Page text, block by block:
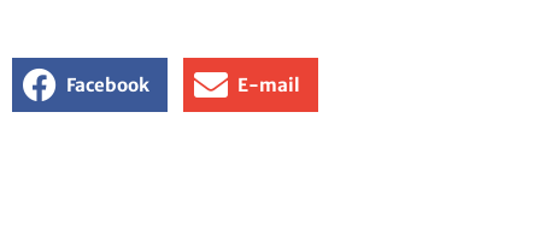
Facebook E-mail